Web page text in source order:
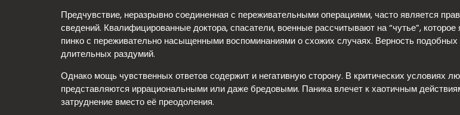
Предчувствие, неразрывно соединенная с переживательными операциями, часто является
сведений. Квалифицированные доктора, спасатели, военные рассчитывают на “чутье”,
пинко с переживательно насыщенными воспоминаниями о схожих случаях. Верность
длительных раздумий.
Однако мощь чувственных ответов содержит и негативную сторону. В критических условиях
представляются иррациональными или даже бредовыми. Паника влечет к хаотичным
затруднение вместо её преодоления.